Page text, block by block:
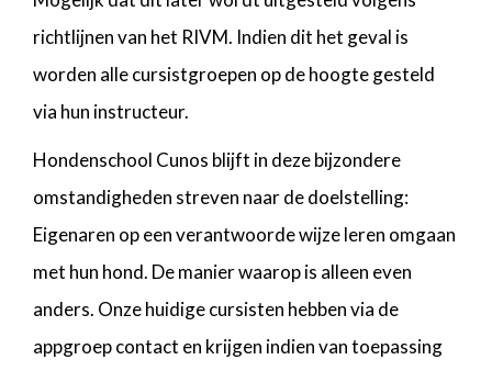
richtlijnen van het RIVM. Indien dit het geval is
worden alle cursistgroepen op de hoogte gesteld
via hun instructeur.
Hondenschool Cunos blijft in deze bijzondere
omstandigheden streven naar de doelstelling:
Eigenaren op een verantwoorde wijze leren omgaan
met hun hond. De manier waarop is alleen even
anders. Onze huidige cursisten hebben via de
appgroep contact en krijgen indien van toepassing